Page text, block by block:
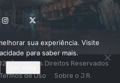
| Todos os Direitos Reservados
Termos de Uso Sobre o J.R.
sua experiência. Visite
para saber mais.